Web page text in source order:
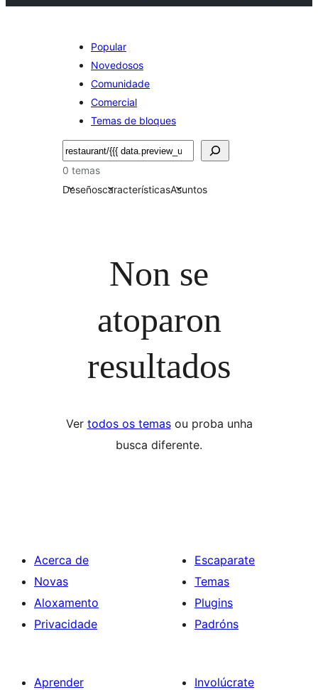
Popular
Novedosos
Comunidade
Comercial
Temas de bloques
Buscar
0 temas
DeseñoscaracterísticasAsuntos
Non se
atoparon
resultados
Ver todos os temasou proba unha
busca diferente.
Acerca de
Novas
Aloxamento
Privacidade
Escaparate
Temas
Plugins
Padróns
Aprender
Involúcrate